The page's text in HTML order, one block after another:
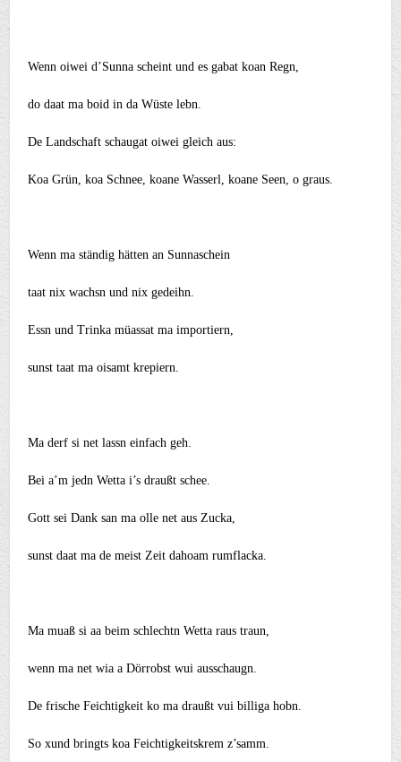
Wenn oiwei d’Sunna scheint und es gabat koan Regn,
do daat ma boid in da Wüste lebn.
De Landschaft schaugat oiwei gleich aus:
Koa Grün, koa Schnee, koane Wasserl, koane Seen, o graus.
Wenn ma ständig hätten an Sunnaschein
taat nix wachsn und nix gedeihn.
Essn und Trinka müassat ma importiern,
sunst taat ma oisamt krepiern.
Ma derf si net lassn einfach geh.
Bei a’m jedn Wetta i’s draußt schee.
Gott sei Dank san ma olle net aus Zucka,
sunst daat ma de meist Zeit dahoam rumflacka.
Ma muaß si aa beim schlechtn Wetta raus traun,
wenn ma net wia a Dörrobst wui ausschaugn.
De frische Feichtigkeit ko ma draußt vui billiga hobn.
So xund bringts koa Feichtigkeitskrem z’samm.